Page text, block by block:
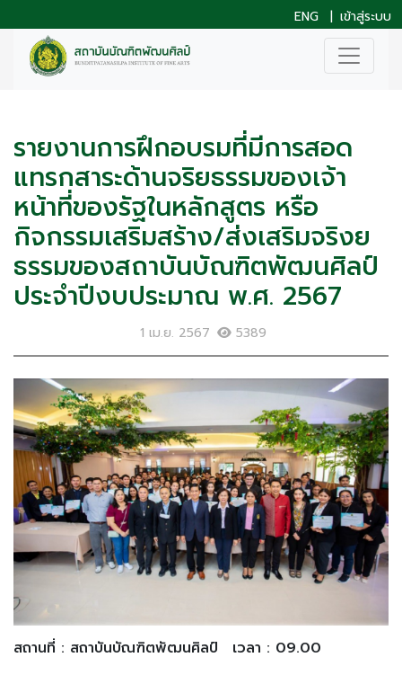
ENG | เข้าสู่ระบบ
รายงานการฝึกอบรมที่มีการสอด
แทรกสาระด้านจริยธรรมของเจ้า
หน้าที่ของรัฐในหลักสูตร หรือ
กิจกรรมเสริมสร้าง/ส่งเสริมจริงย
ธรรมของสถาบันบัณฑิตพัฒนศิลป์
ประจำปีงบประมาณ พ.ศ. 2567
1 เม.ย. 2567 5389
สถานที่ : สถาบันบัณฑิตพัฒนศิลป์ เวลา : 09.00